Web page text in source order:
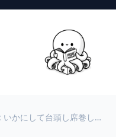
ウーバー戦記: いかにして台頭し席巻し社会から憎まれたか